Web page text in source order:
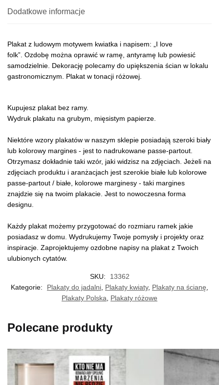
Dodatkowe informacje
Plakat z ludowym motywem kwiatka i napisem: „I love
folk”. Ozdobę można oprawić w ramę, antyramę lub powiesić
samodzielnie. Dekorację polecamy do upiększenia ścian w lokalu
gastronomicznym. Plakat w tonacji różowej.
Kupujesz plakat bez ramy.
Wydruk plakatu na grubym, mięsistym papierze.
Niektóre wzory plakatów w naszym sklepie posiadają szeroki biały
lub kolorowy margines - jest to nadrukowane passe-partout.
Otrzymasz dokładnie taki wzór, jaki widzisz na zdjęciach. Jeżeli na
zdjęciach produktu i aranżacjach jest szerokie białe lub kolorowe
passe-partout / białe, kolorowe marginesy - taki margines
znajdzie się na twoim plakacie. Jest to nowoczesna forma
designu.
Każdy plakat możemy przygotować do rozmiaru ramek jakie
posiadasz w domu. Wydrukujemy Twoje pomysły i projekty oraz
inspiracje. Zaprojektujemy ozdobne napisy na plakat z Twoich
ulubionych cytatów.
SKU:
13362
Kategorie:
Plakaty do jadalni Plakaty kwiaty, Plakaty na ścianę
Plakaty Polska
Plakaty różowe
Polecane produkty